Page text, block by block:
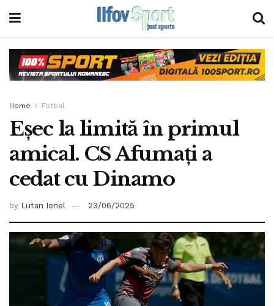
Home Fotbal
Eșec la limită în primul
amical. CS Afumați a
cedat cu Dinamo
by Lutan Ionel 23/06/2025